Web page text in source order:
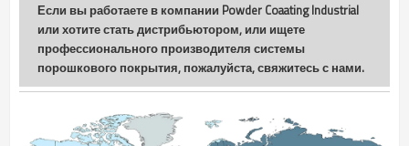
Если вы работаете в компании Powder Coaating Industrial
или хотите стать дистрибьютором, или ищете
профессионального производителя системы
порошкового покрытия, пожалуйста, свяжитесь с нами.